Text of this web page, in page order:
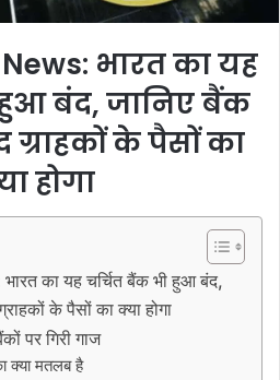
भारत का यह
हुआ बंद, जानिए बैंक
ग्राहकों के पैसों का
होगा
का यह चर्चित बैंक भी हुआ बंद,
के पैसों का क्या होगा
पर गिरी गाज
क्या मतलब है